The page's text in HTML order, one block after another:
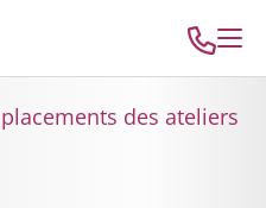
des ateliers